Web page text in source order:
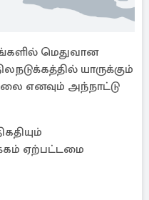
மெதுவான
யாருக்கும்
எனவும் அந்நாட்டு
ஏற்பட்டமை